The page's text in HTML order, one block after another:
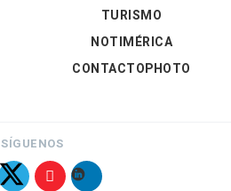
TURISMO
NOTIMÉRICA
CONTACTOPHOTO
SÍGUENOS